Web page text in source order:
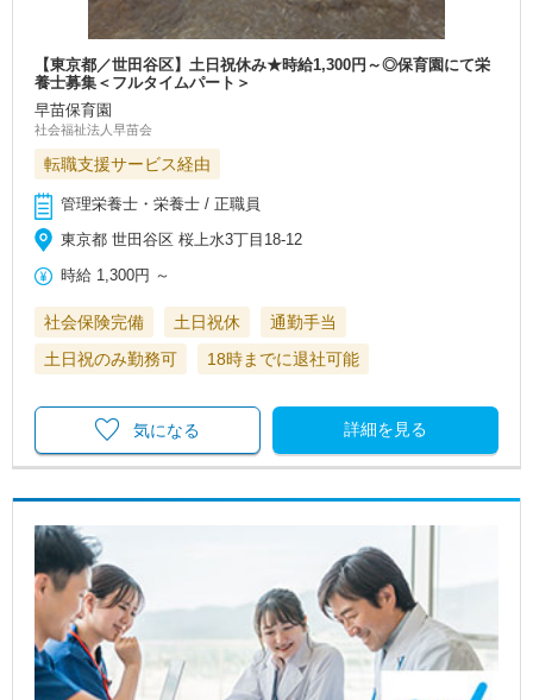
【東京都／世田谷区】土日祝休み★時給1,300円～◎保育園にて栄
養士募集＜フルタイムパート＞
早苗保育園
社会福祉法人早苗会
転職支援サービス経由
管理栄養士・栄養士 / 正職員
東京都 世田谷区 桜上水3丁目18-12
時給 1,300円 ～
社会保険完備 土日祝休
通勤手当
土日祝のみ勤務可
18時までに退社可能
詳細を見る
気になる